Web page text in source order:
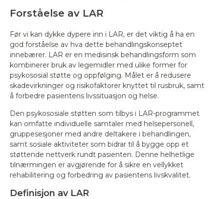
Forståelse av LAR
Før vi kan dykke dypere inn i LAR, er det viktig å ha en
god forståelse av hva dette behandlingskonseptet
innebærer. LAR er en medisinsk behandlingsform som
kombinerer bruk av legemidler med ulike former for
psykososial støtte og oppfølging. Målet er å redusere
skadevirkninger og risikofaktorer knyttet til rusbruk, samt
å forbedre pasientens livssituasjon og helse.
Den psykososiale støtten som tilbys i LAR-programmet
kan omfatte individuelle samtaler med helsepersonell,
gruppesesjoner med andre deltakere i behandlingen,
samt sosiale aktiviteter som bidrar til å bygge opp et
støttende nettverk rundt pasienten. Denne helhetlige
tilnærmingen er avgjørende for å sikre en vellykket
rehabilitering og forbedring av pasientens livskvalitet.
Definisjon av LAR